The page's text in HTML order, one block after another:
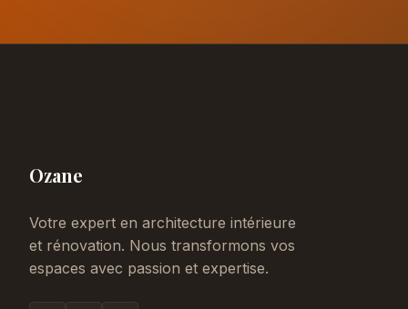
Ozane
Votre expert en architecture intérieure
et rénovation. Nous transformons vos
espaces avec passion et expertise.